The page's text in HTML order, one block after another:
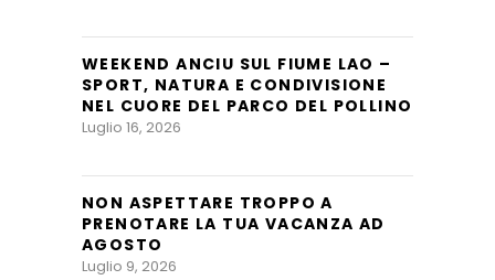
WEEKEND ANCIU SUL FIUME LAO –
SPORT, NATURA E CONDIVISIONE
NEL CUORE DEL PARCO DEL POLLINO
Luglio 16, 2026
NON ASPETTARE TROPPO A
PRENOTARE LA TUA VACANZA AD
AGOSTO
Luglio 9, 2026